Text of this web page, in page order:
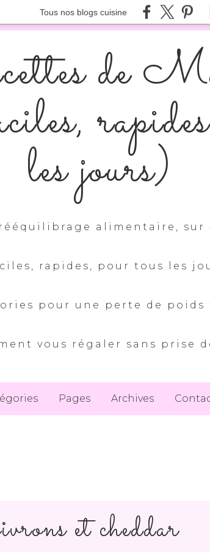
Tous nos blogs cuisine
de
les jours)
alimentaire, sur
rapides, pour tous les
pour une perte de
vous régaler sans prise
Pages Archives
et cheddar